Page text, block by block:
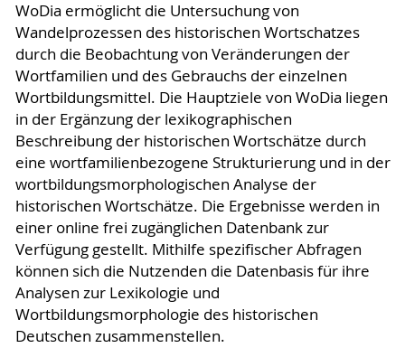
WoDia ermöglicht die Untersuchung von
Wandelprozessen des historischen Wortschatzes
durch die Beobachtung von Veränderungen der
Wortfamilien und des Gebrauchs der einzelnen
Wortbildungsmittel. Die Hauptziele von WoDia liegen
in der Ergänzung der lexikographischen
Beschreibung der historischen Wortschätze durch
eine wortfamilienbezogene Strukturierung und in der
wortbildungsmorphologischen Analyse der
historischen Wortschätze. Die Ergebnisse werden in
einer online frei zugänglichen Datenbank zur
Verfügung gestellt. Mithilfe spezifischer Abfragen
können sich die Nutzenden die Datenbasis für ihre
Analysen zur Lexikologie und
Wortbildungsmorphologie des historischen
Deutschen zusammenstellen.